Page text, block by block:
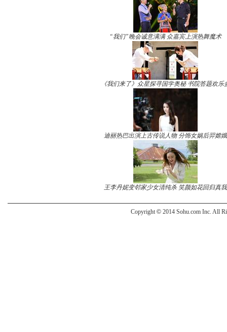
“我们”晚会诚意满满 众嘉宾上演热舞魔术
《我们来了》众星探寻国学奥秘 书院答题欢乐
迪丽热巴出演上古传说人物 分饰女娲后羿嫦娥
王李丹妮变邻家少女清纯杀 笑颜如花回归真我
Copyright © 2014 Sohu.com Inc. All